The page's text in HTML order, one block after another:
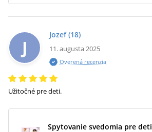
Spytovanie svedomia pre deti
J
Jozef (18)
11. augusta 2025
Overená recenzia
Užitočné pre deti.